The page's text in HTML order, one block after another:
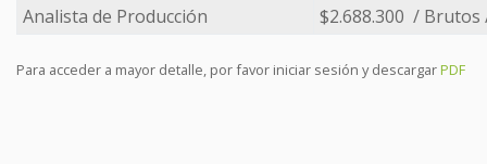
Analista de Producción
$2.688.300 / Brutos
Para acceder a mayor detalle, por favor iniciar sesión y descargarPDF